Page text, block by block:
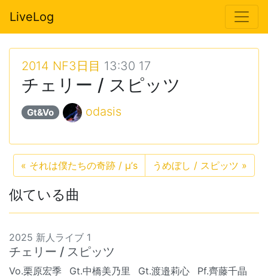
LiveLog
2014 NF3日目 13:30 17
チェリー / スピッツ
Gt&Vo odasis
« それは僕たちの奇跡 / μ’s うめぼし / スピッツ »
似ている曲
2025 新人ライブ 1
チェリー / スピッツ
Vo.栗原宏季 Gt.中橋美乃里 Gt.渡邉莉心
Pf.齊藤千晶